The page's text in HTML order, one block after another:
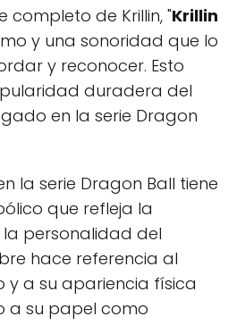
completo de Krillin, "Krillin
y una sonoridad que lo
y reconocer. Esto
duradera del
en la serie Dragon
la serie Dragon Ball tiene
que refleja la
personalidad del
hace referencia al
y a su apariencia física
a su papel como